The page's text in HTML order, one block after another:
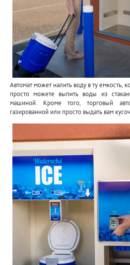
Автомат может налить воду в ту емкость,
просто можете выпить воды из
машиной. Кроме того, торговый
газированной или просто выдать вам